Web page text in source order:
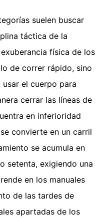
suelen buscar
táctica de la
física de los
de correr rápido, sino
el cuerpo para
cerrar las líneas de
en inferioridad
convierte en un carril
se acumula en
setenta, exigiendo una
en los manuales
de las tardes de
apartadas de los